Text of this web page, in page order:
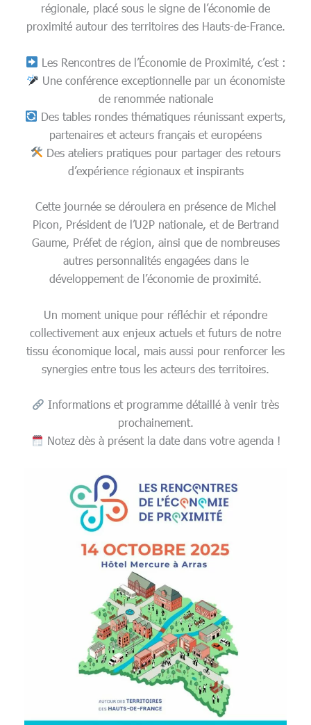
régionale, placé sous le signe de l’économie de
proximité autour des territoires des Hauts-de-France.
Les Rencontres de l’Économie de Proximité, c’est :
Une conférence exceptionnelle par un économiste
de renommée nationale
Des tables rondes thématiques réunissant experts,
partenaires et acteurs français et européens
Des ateliers pratiques pour partager des retours
d’expérience régionaux et inspirants
Cette journée se déroulera en présence de Michel
Picon, Président de l’U2P nationale, et de Bertrand
Gaume, Préfet de région, ainsi que de nombreuses
autres personnalités engagées dans le
développement de l’économie de proximité.
Un moment unique pour réfléchir et répondre
collectivement aux enjeux actuels et futurs de notre
tissu économique local, mais aussi pour renforcer les
synergies entre tous les acteurs des territoires.
Informations et programme détaillé à venir très
prochainement.
Notez dès à présent la date dans votre agenda !